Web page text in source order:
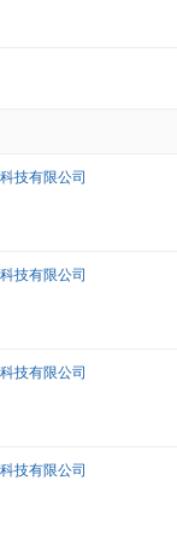
技有限公司
技有限公司
技有限公司
技有限公司